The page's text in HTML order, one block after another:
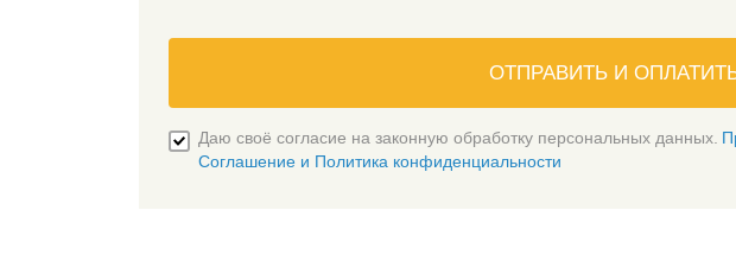
ОТПРАВИТЬ И
Даю своё согласие на законную обработку персональных данных.
Соглашение и Политика конфиденциальности